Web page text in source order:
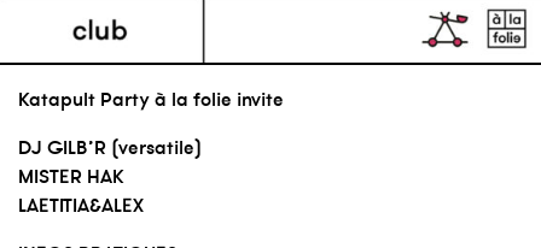
Katapult Party à la folie invite
DJ GILB’R (versatile)
MISTER HAK
LAETITIA&ALEX